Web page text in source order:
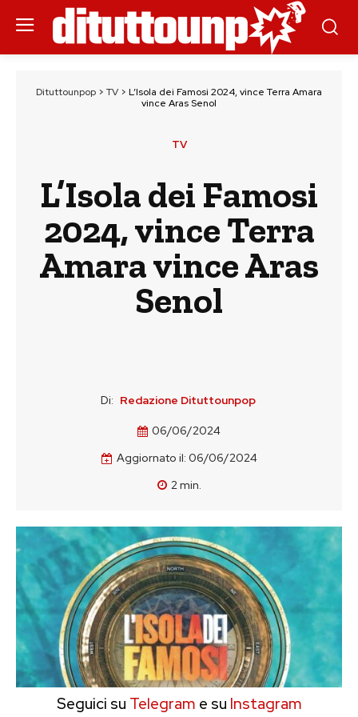
Dituttounpop > TV > L’Isola dei Famosi 2024, vince Terra Amara
vince Aras Senol
TV
L’Isola dei Famosi
2024, vince Terra
Amara vince Aras
Senol
Di: Redazione Dituttounpop
06/06/2024
Aggiornato il: 06/06/2024
2min.
Seguici su Telegram e su Instagram